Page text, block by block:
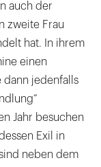
auch der
zweite Frau
hat. In ihrem
einen
dann jedenfalls
Jahr besuchen
Exil in
neben dem